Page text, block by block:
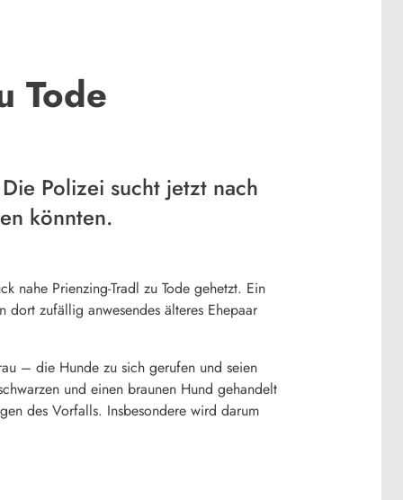
Tode
Polizei sucht jetzt nach
könnten.
nahe Prienzing-Tradl zu Tode gehetzt. Ein
zufällig anwesendes älteres Ehepaar
– die Hunde zu sich gerufen und seien
und einen braunen Hund gehandelt
des Vorfalls. Insbesondere wird darum